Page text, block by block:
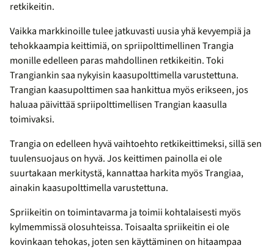
retkikeitin.
Vaikka markkinoille tulee jatkuvasti uusia yhä kevyempiä ja
tehokkaampia keittimiä, on spriipolttimellinen Trangia
monille edelleen paras mahdollinen retkikeitin. Toki
Trangiankin saa nykyisin kaasupolttimella varustettuna.
Trangian kaasupolttimen saa hankittua myös erikseen, jos
haluaa päivittää spriipolttimellisen Trangian kaasulla
toimivaksi.
Trangia on edelleen hyvä vaihtoehto retkikeittimeksi, sillä sen
tuulensuojaus on hyvä. Jos keittimen painolla ei ole
suurtakaan merkitystä, kannattaa harkita myös Trangiaa,
ainakin kaasupolttimella varustettuna.
Spriikeitin on toimintavarma ja toimii kohtalaisesti myös
kylmemmissä olosuhteissa. Toisaalta spriikeitin ei ole
kovinkaan tehokas, joten sen käyttäminen on hitaampaa